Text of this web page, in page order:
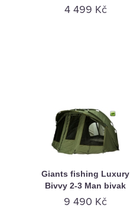
4 499 Kč
Giants fishing Luxury
Bivvy 2-3 Man bivak
9 490 Kč